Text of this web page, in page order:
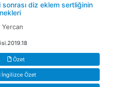
diz eklem sertliğinin
Özet
İngilizce Özet